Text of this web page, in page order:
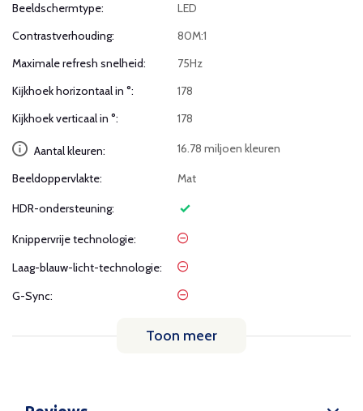
Beeldschermtype:
LED
Contrastverhouding:
80M:1
Maximale refresh snelheid:
75Hz
Kijkhoek horizontaal in °:
178
Kijkhoek verticaal in °:
178
Aantal kleuren: 16.78 miljoen kleuren
Beeldoppervlakte: Mat
HDR-ondersteuning:
Knippervrije technologie:
Laag-blauw-licht-technologie:
G-Sync:
Toon meer